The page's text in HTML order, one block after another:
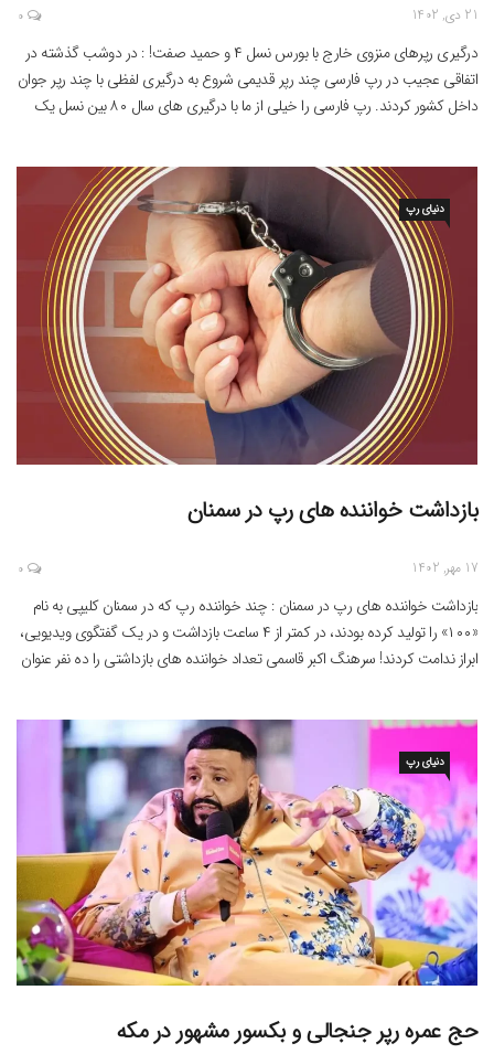
21 دی, 1402 0
درگیری رپرهای منزوی خارج با بورس نسل ۴ و حمید صفت! : در دوشب گذشته در
اتفاقی عجیب در رپ فارسی چند رپر قدیمی شروع به درگیری لفظی با چند رپر جوان
داخل کشور کردند. رپ فارسی را خیلی از ما با درگیری های سال ۸۰ بین نسل یک
دنیای رپ
بازداشت خواننده های رپ در سمنان
17 مهر, 1402 0
بازداشت خواننده های رپ در سمنان : چند خواننده رپ که در سمنان کلیپی به نام
«۱۰۰» را تولید کرده بودند، در کمتر از ۴ ساعت بازداشت و در یک گفتگوی ویدیویی،
ابراز ندامت کردند! سرهنگ اکبر قاسمی تعداد خواننده های بازداشتی را ده نفر عنوان
دنیای رپ
حج عمره رپر جنجالی و بکسور مشهور در مکه